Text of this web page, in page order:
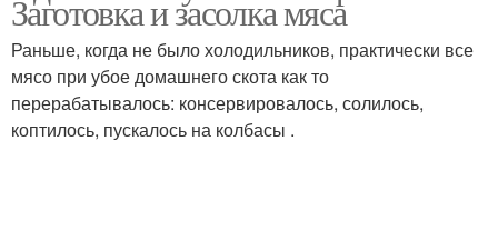
Заготовка и засолка мяса
Раньше, когда не было холодильников, практически все
мясо при убое домашнего скота как то
перерабатывалось: консервировалось, солилось,
коптилось, пускалось на колбасы .